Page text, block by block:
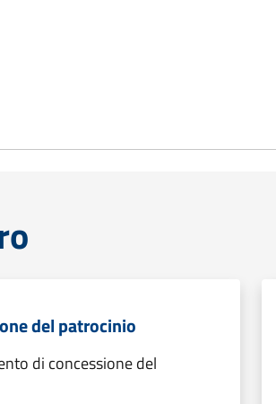
del patrocinio
di concessione del